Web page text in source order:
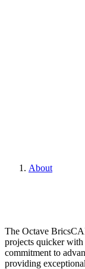
About
The Octave
projects quicker
commitment to
providing